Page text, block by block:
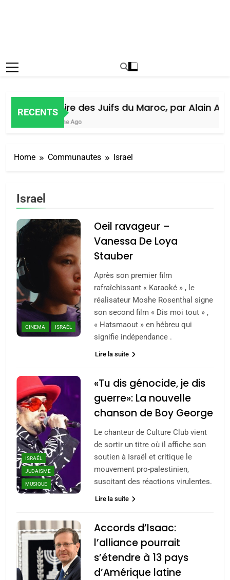
RECENTS
Histoire des Juifs du Maroc, par Alain Amiel
1 Semaine Ago
Home Communautes Israel
Israel
CINEMA ISRAÉL
Oeil ravageur –
Vanessa De Loya
Stauber
Après son premier film
rafraîchissant « Karaoké » , le
réalisateur Moshe Rosenthal signe
son second film « Dis moi tout » ,
« Hatsmaout » en hébreu qui
signifie indépendance .
Lire la suite
ISRAÉL
JUDAISME
MUSIQUE
«Tu dis génocide, je dis
guerre»: La nouvelle
chanson de Boy George
Le chanteur de Culture Club vient
de sortir un titre où il affiche son
soutien à Israël et critique le
mouvement pro-palestinien,
suscitant des réactions virulentes.
Lire la suite
Accords d’Isaac:
l’alliance pourrait
s’étendre à 13 pays
d’Amérique latine